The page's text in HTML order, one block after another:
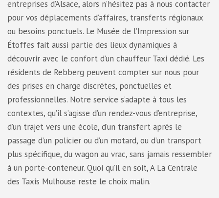
entreprises d’Alsace, alors n’hésitez pas à nous contacter
pour vos déplacements d’affaires, transferts régionaux
ou besoins ponctuels. Le Musée de l’Impression sur
Étoffes fait aussi partie des lieux dynamiques à
découvrir avec le confort d’un chauffeur Taxi dédié. Les
résidents de Rebberg peuvent compter sur nous pour
des prises en charge discrètes, ponctuelles et
professionnelles. Notre service s’adapte à tous les
contextes, qu’il s’agisse d’un rendez-vous d’entreprise,
d’un trajet vers une école, d’un transfert après le
passage d’un policier ou d’un motard, ou d’un transport
plus spécifique, du wagon au vrac, sans jamais ressembler
à un porte-conteneur. Quoi qu’il en soit, A La Centrale
des Taxis Mulhouse reste le choix malin.